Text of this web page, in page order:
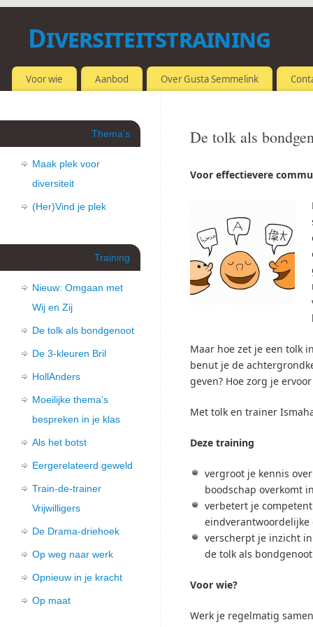
Diversiteitstraining
Voor wie Aanbod Over Gusta Semmelink
De tolk als
Voor effectievere
Maar hoe zet je een tolk
benut je de
geven? Hoe zorg je
Met tolk en trainer
Deze training
vergroot je kennis
boodschap overkomt
verbetert je
verscherpt je inzicht
de tolk als bondgenoot
Voor wie?
Werk je regelmatig
Thema’s
Maak plek voor
diversiteit
(Her)Vind je plek
Training
Nieuw: Omgaan met
Wij en Zij
De tolk als bondgenoot
De 3-kleuren Bril
HollAnders
Moeilijke thema’s
bespreken in je klas
Als het botst
Eergerelateerd geweld
Train-de-trainer
Vrijwilligers
De Drama-driehoek
Op weg naar werk
Opnieuw in je kracht
Op maat